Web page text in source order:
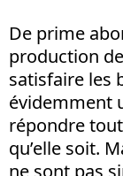
De prime
production
satisfaire les
évidemment
répondre
qu’elle soit.
ne sont pas